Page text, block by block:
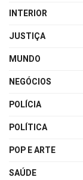
INTERIOR
JUSTIÇA
MUNDO
NEGÓCIOS
POLÍCIA
POLÍTICA
POP E ARTE
SAÚDE